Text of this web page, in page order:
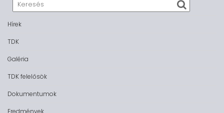
Hírek
TDK
Galéria
TDK felelősök
Dokumentumok